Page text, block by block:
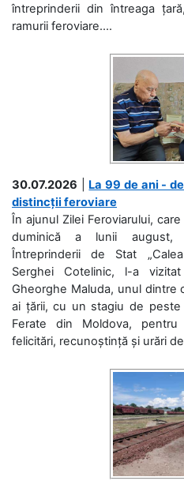
întreprinderii din întreaga
ramurii feroviare....
30.07.2026
La 99 de ani -
distincții feroviare
În ajunul Zilei Feroviarului,
duminică a lunii august,
Întreprinderii de Stat
Serghei Cotelinic, l-a
Gheorghe Maluda, unul dintre
ai țării, cu un stagiu de
Ferate din Moldova,
felicitări, recunoștință și urări